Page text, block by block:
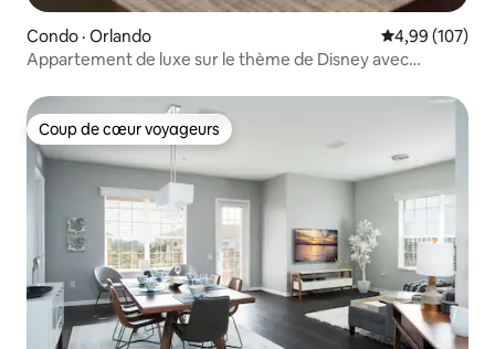
Condo · Orlando Note
4,99 (107)
Appartement de luxe sur le thème de Disney avec
Coup de cœur voyageurs
Coup de cœur voyageurs